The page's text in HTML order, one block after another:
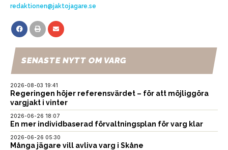
redaktionen@jaktojagare.se
SENASTE NYTT OM VARG
2026-08-03 19:41
Regeringen höjer referensvärdet – för att möjliggöra
vargjakt i vinter
2026-06-26 18:07
En mer individbaserad förvaltningsplan för varg klar
2026-06-26 05:30
Många jägare vill avliva varg i Skåne